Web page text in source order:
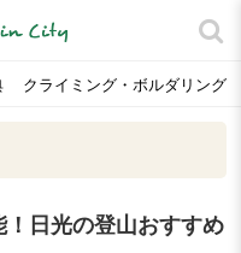
クライミング・ボルダリング
日光の登山おすすめ